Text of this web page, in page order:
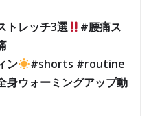
トレッチ3選
#腰痛ス
ン
#shorts #routine
身ウォーミングアップ動